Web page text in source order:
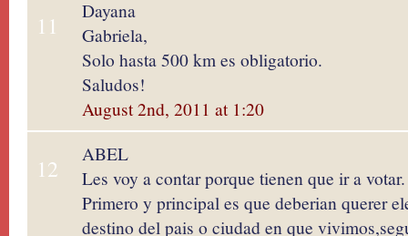
11
Dayana
Gabriela,
Solo hasta 500 km es obligatorio.
Saludos!
August 2nd, 2011 at 1:20
12
ABEL
Les voy a contar porque tienen que ir a votar.
Primero y principal es que deberian querer
destino del pais o ciudad en que